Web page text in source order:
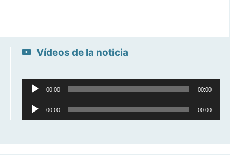
Vídeos de la noticia
Reproductor
audio
00:00 00:00
Reproductor
audio
00:00 00:00